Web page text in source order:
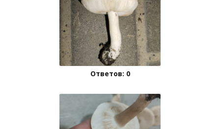
Ответов: 0